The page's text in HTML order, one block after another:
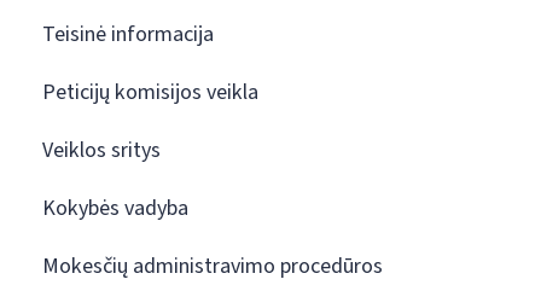
Teisinė informacija
Peticijų komisijos veikla
Veiklos sritys
Kokybės vadyba
Mokesčių administravimo procedūros